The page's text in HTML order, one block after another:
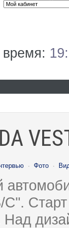
· Фото ·
Над